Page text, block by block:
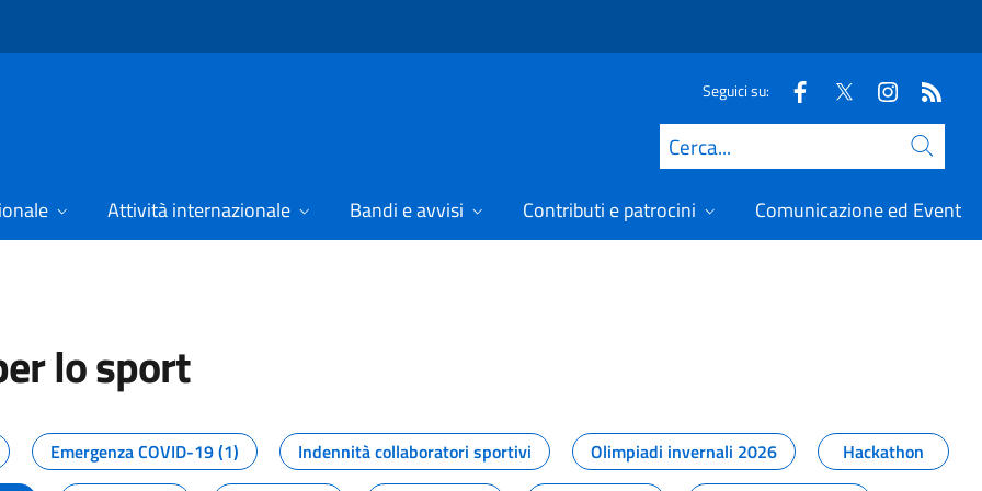
Seguici su:
Cerca
Attività internazionale Bandi e avvisi Contributi e patrocini Comunicazione ed Eventi
lo sport
dal Dipartimento per lo sport
Emergenza COVID-19 (1) Indennità collaboratori sportivi Olimpiadi invernali 2026
Hackathon